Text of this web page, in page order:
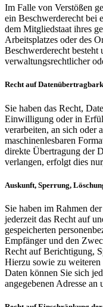
Im Falle von Verstößen
ein Beschwerderecht bei
dem Mitgliedstaat ihres
Arbeitsplatzes oder des
Beschwerderecht besteht
verwaltungsrechtlicher
Recht auf
Sie haben das Recht,
Einwilligung oder in
verarbeiten, an sich oder
maschinenlesbaren
direkte Übertragung der
verlangen, erfolgt dies
Auskunft, Sperrung,
Sie haben im Rahmen
jederzeit das Recht auf
gespeicherten
Empfänger und den
Recht auf Berichtigung,
Hierzu sowie zu weiteren
Daten können Sie sich
angegebenen Adresse an